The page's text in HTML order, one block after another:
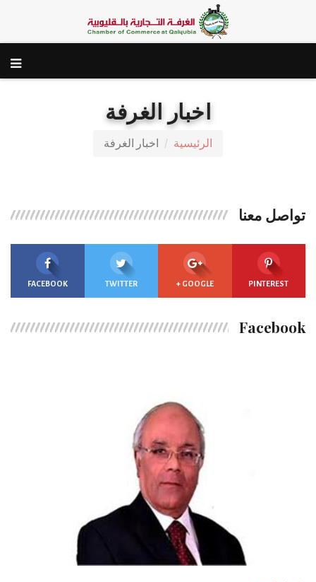
اخبار الغرفة
الرئيسية اخبار الغرفة
تواصل معنا
FACEBOOK TWITTER GOOGLE + PINTEREST
Facebook